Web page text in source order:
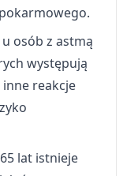
osób z astmą
występują
inne reakcje
lat istnieje
do